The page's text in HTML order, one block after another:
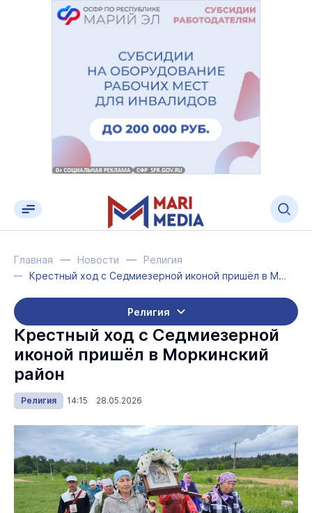
Главная Новости
Религия
Крестный ход с Седмиезерной иконой пришёл в Моркинский район
Религия
Крестный ход с Седмиезерной
иконой пришёл в Моркинский
район
Религия 14:15 28.05.2026